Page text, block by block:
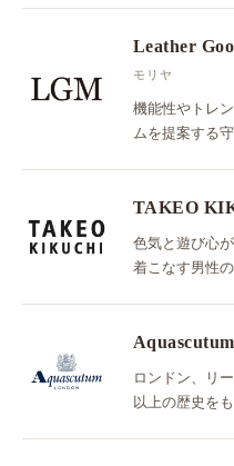
Leather
モリヤ
機能性やトレ
ムを提案する
TAKEO
色気と遊び心
着こなす男性
Aquascutum
ロンドン、リ
以上の歴史を